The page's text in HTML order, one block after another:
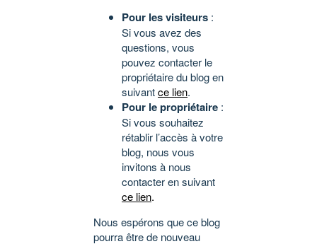
Pour les visiteurs :
Si vous avez des
questions, vous
pouvez contacter le
propriétaire du blog en
suivantce lien.
Pour le propriétaire :
Si vous souhaitez
rétablir l’accès à votre
blog, nous vous
invitons à nous
contacter en suivant
ce lien.
Nous espérons que ce blog
pourra être de nouveau